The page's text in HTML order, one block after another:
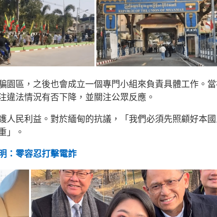
園區，之後也會成立一個專門小組來負責具體工作。
違法情況有否下降，並關注公眾反應。
人民利益。對於緬甸的抗議，「我們必須先照顧好本
」。
：零容忍打擊電詐